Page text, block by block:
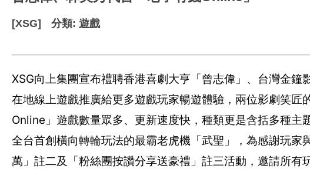
[XSG] 分類: 遊戲
XSG向上集團宣布禮聘香港喜劇大亨「曾志偉」、台灣金
在地線上遊戲推廣給更多遊戲玩家暢遊體驗，兩位影劇笑
Online」遊戲數量眾多、更新速度快，種類更是含括多種
全台首創橫向轉輪玩法的最霸老虎機「武聖」，為感謝玩
萬」註二及「粉絲團按讚分享送豪禮」註三活動，邀請所有